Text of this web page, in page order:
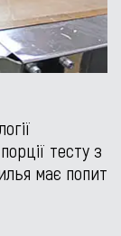
тесту з
має попит